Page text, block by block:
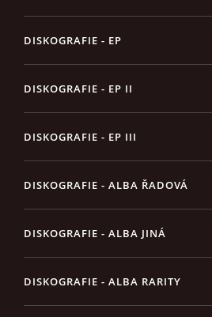
DISKOGRAFIE - EP
DISKOGRAFIE - EP II
DISKOGRAFIE - EP III
DISKOGRAFIE - ALBA ŘADOVÁ
DISKOGRAFIE - ALBA JINÁ
DISKOGRAFIE - ALBA RARITY